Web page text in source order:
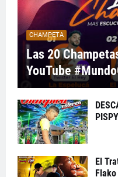
CHAMPETA
Las 20
YouTube
El